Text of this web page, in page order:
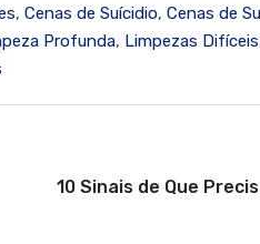
, Cenas de Suícidio, Cenas de
Profunda, Limpezas Difíceis
10 Sinais de Que